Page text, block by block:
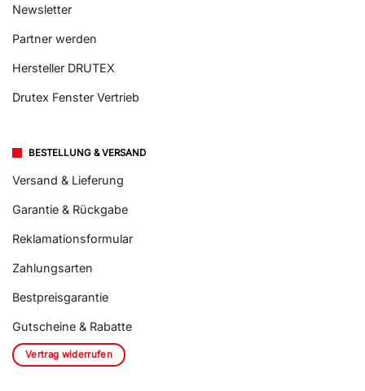
Newsletter
Partner werden
Hersteller DRUTEX
Drutex Fenster Vertrieb
BESTELLUNG & VERSAND
Versand & Lieferung
Garantie & Rückgabe
Reklamationsformular
Zahlungsarten
Bestpreisgarantie
Gutscheine & Rabatte
Vertrag widerrufen